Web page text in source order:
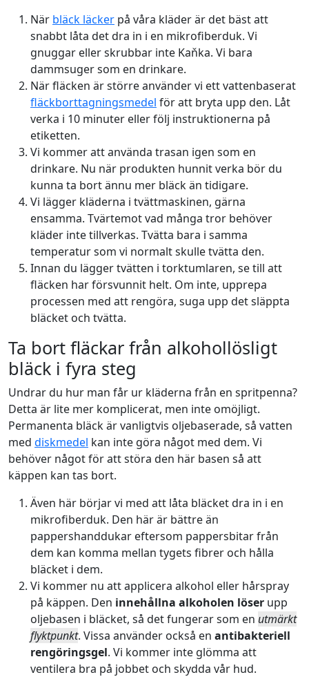
När bläck läcker på våra kläder är det bäst att
snabbt låta det dra in i en mikrofiberduk. Vi
gnuggar eller skrubbar inte Kaňka. Vi bara
dammsuger som en drinkare.
När fläcken är större använder vi ett vattenbaserat
fläckborttagningsmedel för att bryta upp den. Låt
verka i 10 minuter eller följ instruktionerna på
etiketten.
Vi kommer att använda trasan igen som en
drinkare. Nu när produkten hunnit verka bör du
kunna ta bort ännu mer bläck än tidigare.
Vi lägger kläderna i tvättmaskinen, gärna
ensamma. Tvärtemot vad många tror behöver
kläder inte tillverkas. Tvätta bara i samma
temperatur som vi normalt skulle tvätta den.
Innan du lägger tvätten i torktumlaren, se till att
fläcken har försvunnit helt. Om inte, upprepa
processen med att rengöra, suga upp det släppta
bläcket och tvätta.
Ta bort fläckar från alkohollösligt
bläck i fyra steg
Undrar du hur man får ur kläderna från en spritpenna?
Detta är lite mer komplicerat, men inte omöjligt.
Permanenta bläck är vanligtvis oljebaserade, så vatten
med diskmedel kan inte göra något med dem. Vi
behöver något för att störa den här basen så att
käppen kan tas bort.
Även här börjar vi med att låta bläcket dra in i en
mikrofiberduk. Den här är bättre än
pappershanddukar eftersom pappersbitar från
dem kan komma mellan tygets fibrer och hålla
bläcket i dem.
Vi kommer nu att applicera alkohol eller hårspray
på käppen. Den innehållna alkoholen löser upp
oljebasen i bläcket, så det fungerar som en utmärkt
flyktpunkt. Vissa använder också en antibakteriell
rengöringsgel. Vi kommer inte glömma att
ventilera bra på jobbet och skydda vår hud.